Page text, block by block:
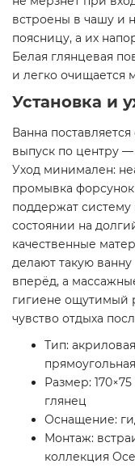
встроены в чашу и
поясницу, а их
Белая глянцевая
и легко очищается
Установка и
Ванна
выпуск по центру —
Уход минимален:
промывка
поддержат
состоянии на
качественные
делают такую
вперёд, а
гигиене ощутимый
чувство отдыха
Тип:
Размер:
глянец
Оснащение:
Монтаж:
коллекция